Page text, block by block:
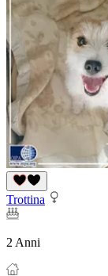
Trottina
2 Anni